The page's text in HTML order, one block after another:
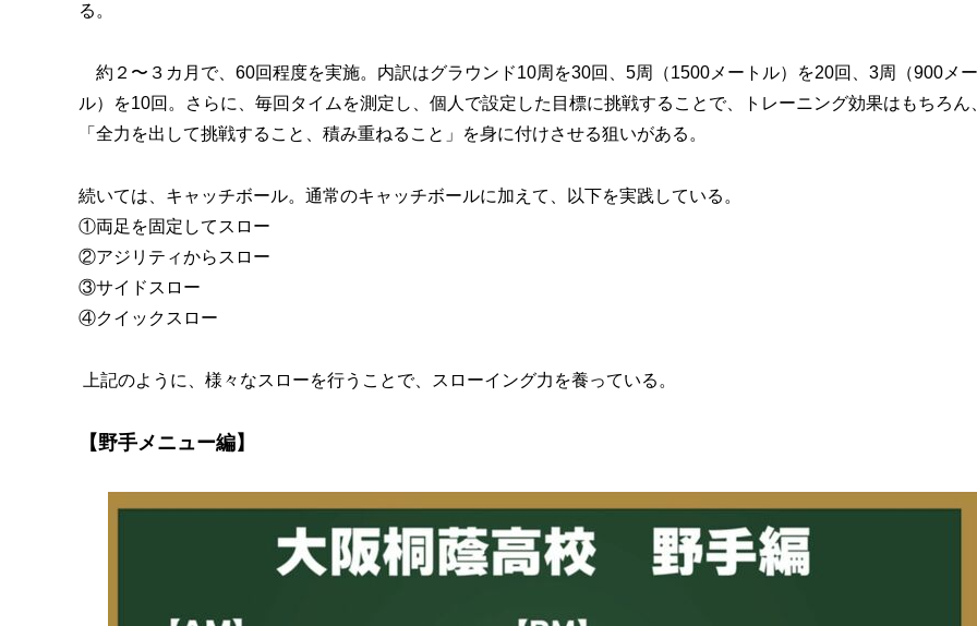
る。
約２〜３カ月で、60回程度を実施。内訳はグラウンド10周を30回、5周（1500メートル）を20回、3周（900メ
ル）を10回。さらに、毎回タイムを測定し、個人で設定した目標に挑戦することで、トレーニング効果はもちろん
「全力を出して挑戦すること、積み重ねること」を身に付けさせる狙いがある。
続いては、キャッチボール。通常のキャッチボールに加えて、以下を実践している。
①両足を固定してスロー
②アジリティからスロー
③サイドスロー
④クイックスロー
上記のように、様々なスローを行うことで、スローイング力を養っている。
【野手メニュー編】